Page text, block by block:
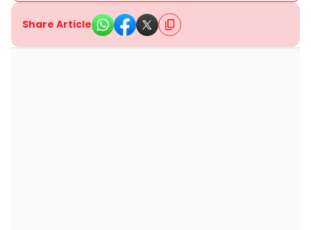
Share Article